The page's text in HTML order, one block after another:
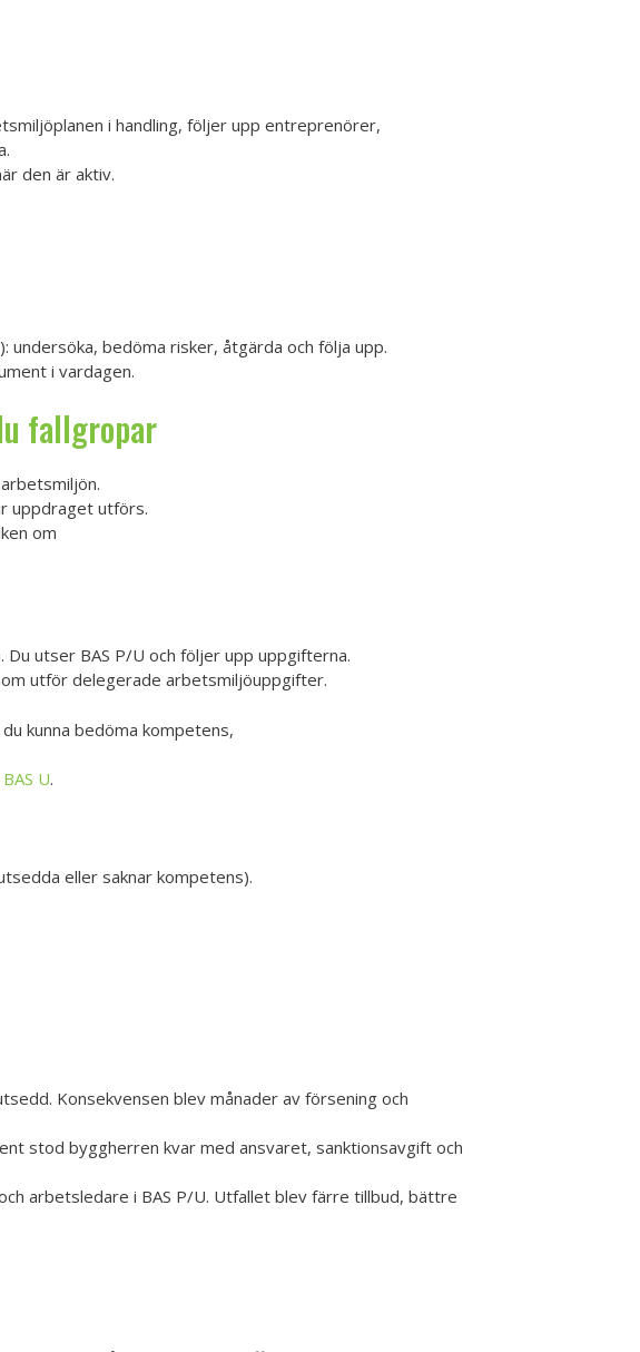
i handling, följer upp entreprenörer,
den är aktiv.
undersöka, bedöma risker, åtgärda och följa upp.
i vardagen.
fallgropar
uppdraget utförs.
om
utser BAS P/U och följer upp uppgifterna.
utför delegerade arbetsmiljöuppgifter.
kunna bedöma kompetens,
BAS U.
eller saknar kompetens).
Konsekvensen blev månader av försening och
stod byggherren kvar med ansvaret, sanktionsavgift och
arbetsledare i BAS P/U. Utfallet blev färre tillbud, bättre